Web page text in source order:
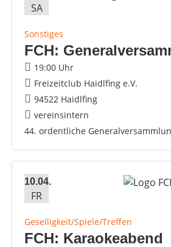
SA
Sonstiges
FCH:
19:00 Uhr
Freizeitclub Haidlfing e.V.
94522 Haidlfing
vereinsintern
44. ordentliche
10.04.
FR
Geselligkeit/Spiele/Treffen
FCH: Karaokeabend